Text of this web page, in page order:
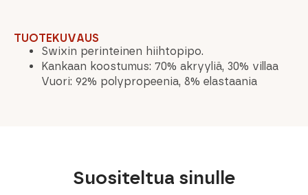
TUOTEKUVAUS
Swixin perinteinen hiihtopipo.
Kankaan koostumus: 70% akryyliä, 30% villaa
Vuori: 92% polypropeenia, 8% elastaania
Suositeltua sinulle